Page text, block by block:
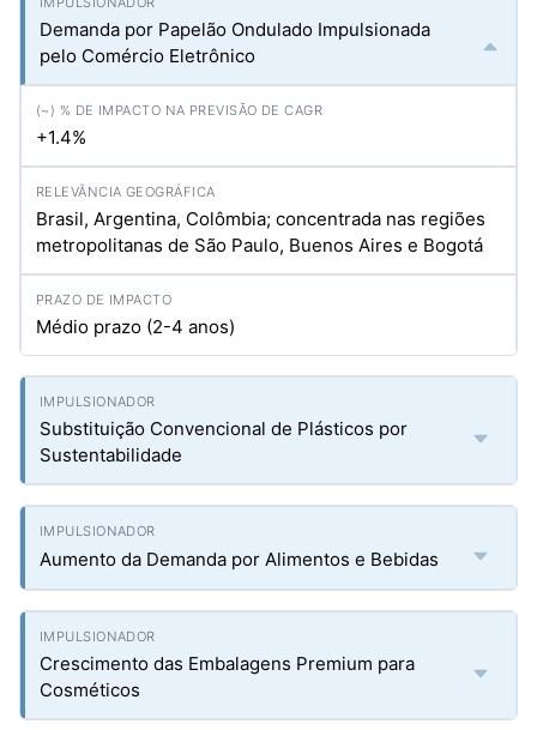
Demanda por Papelão Ondulado Impulsionada
pelo Comércio Eletrônico
+1.4%
Brasil, Argentina, Colômbia; concentrada nas regiões
metropolitanas de São Paulo, Buenos Aires e Bogotá
Médio prazo (2-4 anos)
Substituição Convencional de Plásticos por
Sustentabilidade
Aumento da Demanda por Alimentos e Bebidas
Crescimento das Embalagens Premium para
Cosméticos